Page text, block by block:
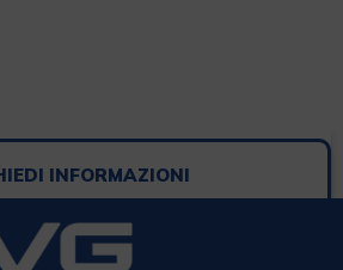
INFORMAZIONI